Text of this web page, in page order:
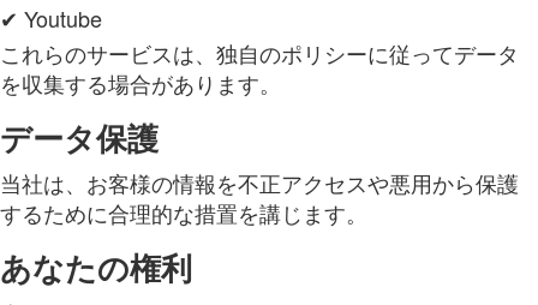
✔ Youtube
これらのサービスは、独自のポリシーに従ってデータ
を収集する場合があります。
データ保護
当社は、お客様の情報を不正アクセスや悪用から保護
するために合理的な措置を講じます。
あなたの権利